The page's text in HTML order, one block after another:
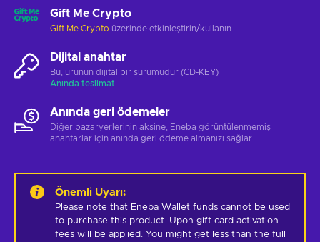
Gift Me Crypto
Gift Me Crypto üzerinde etkinleştirin/kullanın
Dijital anahtar
Bu, ürünün dijital bir sürümüdür (CD-KEY)
Anında teslimat
Anında geri ödemeler
Diğer pazaryerlerinin aksine, Eneba görüntülenmemiş
anahtarlar için anında geri ödeme almanızı sağlar.
Önemli Uyarı:
Please note that Eneba Wallet funds cannot be used
to purchase this product. Upon gift card activation -
fees will be applied. You might get less than the full